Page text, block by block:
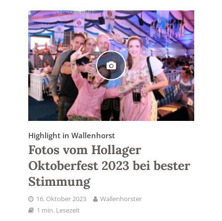
Highlight in Wallenhorst
Fotos vom Hollager
Oktoberfest 2023 bei bester
Stimmung
16. Oktober 2023
Wallenhorster
1 min. Lesezeit